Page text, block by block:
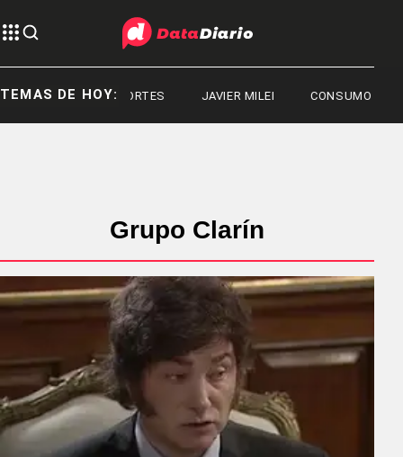
TEMAS DE HOY:
DEPORTES JAVIER MILEI CONSUMO
Grupo Clarín